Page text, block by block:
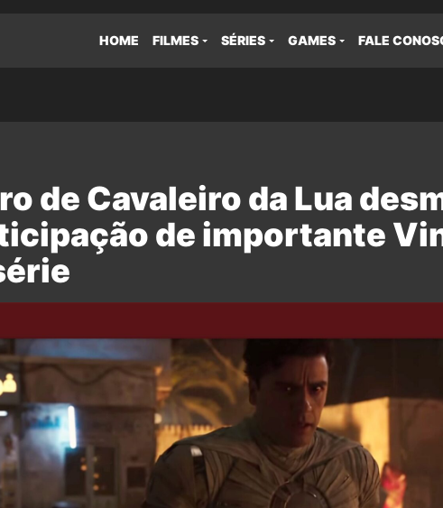
HOME FILMES SÉRIES GAMES FALE
de Cavaleiro da Lua
de importante